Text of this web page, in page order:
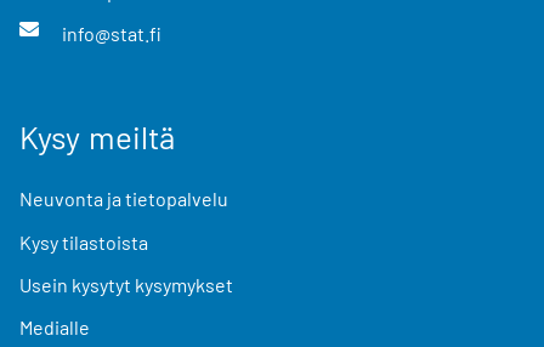
info@stat.fi
Kysy meiltä
Neuvonta ja tietopalvelu
Kysy tilastoista
Usein kysytyt kysymykset
Medialle